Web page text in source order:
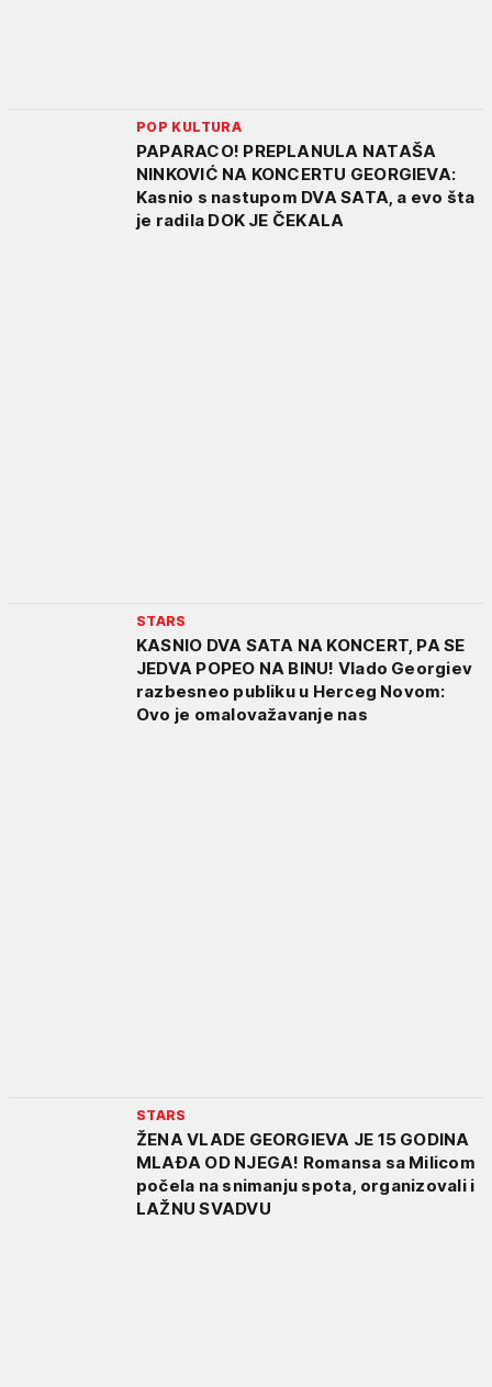
POP KULTURA
PAPARACO! PREPLANULA NATAŠA
NINKOVIĆ NA KONCERTU GEORGIEVA:
Kasnio s nastupom DVA SATA, a evo šta
je radila DOK JE ČEKALA
STARS
KASNIO DVA SATA NA KONCERT, PA SE
JEDVA POPEO NA BINU! Vlado Georgiev
razbesneo publiku u Herceg Novom:
Ovo je omalovažavanje nas
STARS
ŽENA VLADE GEORGIEVA JE 15 GODINA
MLAĐA OD NJEGA! Romansa sa Milicom
počela na snimanju spota, organizovali i
LAŽNU SVADVU